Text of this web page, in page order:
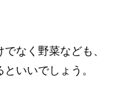
なく野菜なども、
いいでしょう。